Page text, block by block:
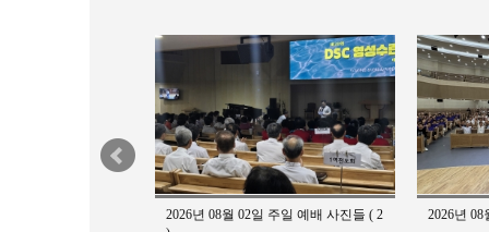
2026년 08월 02일 주일 예배 사진들 ( 2
2026년
2026-21